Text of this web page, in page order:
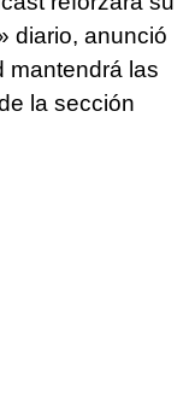
diario, anunció
mantendrá las
la sección